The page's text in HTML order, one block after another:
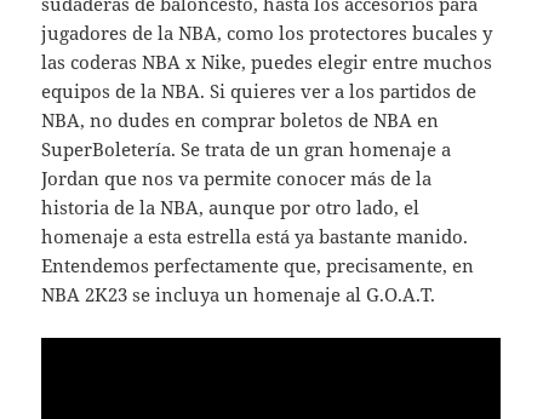
jugadores de la NBA, como los protectores bucales y
las coderas NBA x Nike, puedes elegir entre muchos
equipos de la NBA. Si quieres ver a los partidos de
NBA, no dudes en comprar boletos de NBA en
SuperBoletería. Se trata de un gran homenaje a
Jordan que nos va permite conocer más de la
historia de la NBA, aunque por otro lado, el
homenaje a esta estrella está ya bastante manido.
Entendemos perfectamente que, precisamente, en
NBA 2K23 se incluya un homenaje al G.O.A.T.